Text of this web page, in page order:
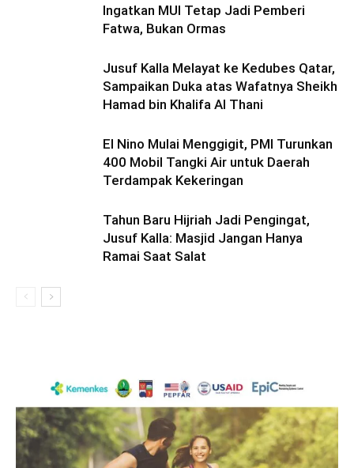
Ingatkan MUI Tetap Jadi Pemberi
Fatwa, Bukan Ormas
Jusuf Kalla Melayat ke Kedubes Qatar,
Sampaikan Duka atas Wafatnya Sheikh
Hamad bin Khalifa Al Thani
El Nino Mulai Menggigit, PMI Turunkan
400 Mobil Tangki Air untuk Daerah
Terdampak Kekeringan
Tahun Baru Hijriah Jadi Pengingat,
Jusuf Kalla: Masjid Jangan Hanya
Ramai Saat Salat